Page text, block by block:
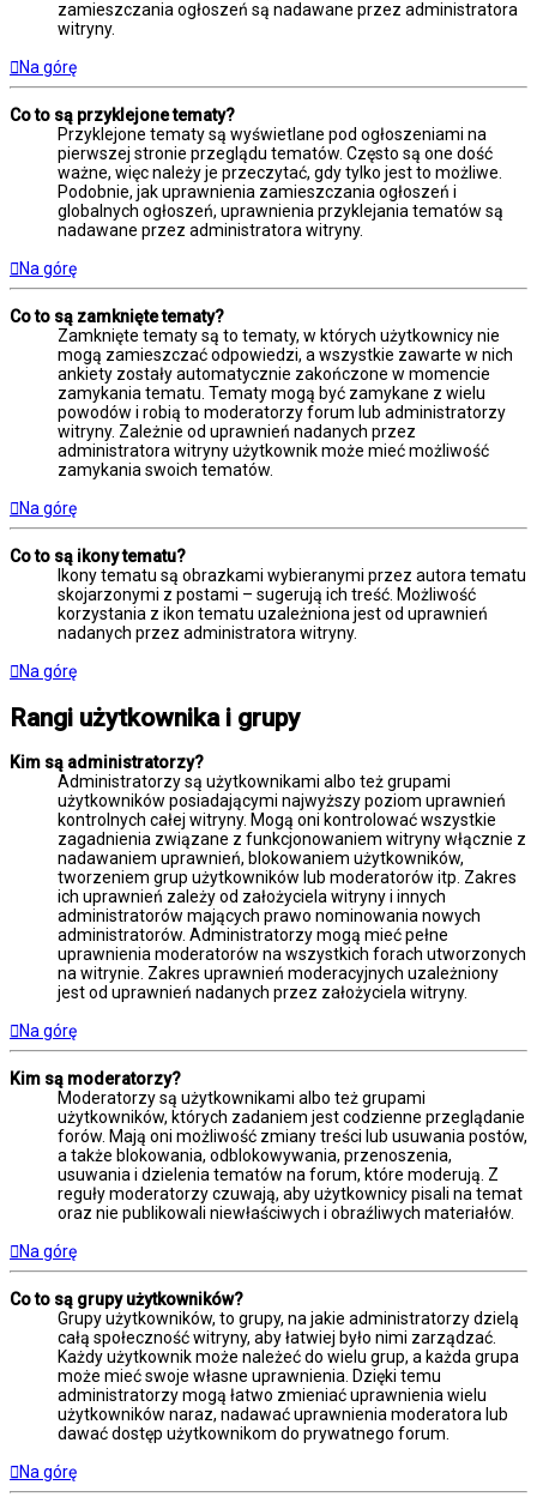
zamieszczania ogłoszeń są nadawane przez administratora
witryny.
Na górę
Co to są przyklejone tematy?
Przyklejone tematy są wyświetlane pod ogłoszeniami na
pierwszej stronie przeglądu tematów. Często są one dość
ważne, więc należy je przeczytać, gdy tylko jest to możliwe.
Podobnie, jak uprawnienia zamieszczania ogłoszeń i
globalnych ogłoszeń, uprawnienia przyklejania tematów są
nadawane przez administratora witryny.
Na górę
Co to są zamknięte tematy?
Zamknięte tematy są to tematy, w których użytkownicy nie
mogą zamieszczać odpowiedzi, a wszystkie zawarte w nich
ankiety zostały automatycznie zakończone w momencie
zamykania tematu. Tematy mogą być zamykane z wielu
powodów i robią to moderatorzy forum lub administratorzy
witryny. Zależnie od uprawnień nadanych przez
administratora witryny użytkownik może mieć możliwość
zamykania swoich tematów.
Na górę
Co to są ikony tematu?
Ikony tematu są obrazkami wybieranymi przez autora tematu
skojarzonymi z postami – sugerują ich treść. Możliwość
korzystania z ikon tematu uzależniona jest od uprawnień
nadanych przez administratora witryny.
Na górę
Rangi użytkownika i grupy
Kim są administratorzy?
Administratorzy są użytkownikami albo też grupami
użytkowników posiadającymi najwyższy poziom uprawnień
kontrolnych całej witryny. Mogą oni kontrolować wszystkie
zagadnienia związane z funkcjonowaniem witryny włącznie z
nadawaniem uprawnień, blokowaniem użytkowników,
tworzeniem grup użytkowników lub moderatorów itp. Zakres
ich uprawnień zależy od założyciela witryny i innych
administratorów mających prawo nominowania nowych
administratorów. Administratorzy mogą mieć pełne
uprawnienia moderatorów na wszystkich forach utworzonych
na witrynie. Zakres uprawnień moderacyjnych uzależniony
jest od uprawnień nadanych przez założyciela witryny.
Na górę
Kim są moderatorzy?
Moderatorzy są użytkownikami albo też grupami
użytkowników, których zadaniem jest codzienne przeglądanie
forów. Mają oni możliwość zmiany treści lub usuwania postów,
a także blokowania, odblokowywania, przenoszenia,
usuwania i dzielenia tematów na forum, które moderują. Z
reguły moderatorzy czuwają, aby użytkownicy pisali na temat
oraz nie publikowali niewłaściwych i obraźliwych materiałów.
Na górę
Co to są grupy użytkowników?
Grupy użytkowników, to grupy, na jakie administratorzy dzielą
całą społeczność witryny, aby łatwiej było nimi zarządzać.
Każdy użytkownik może należeć do wielu grup, a każda grupa
może mieć swoje własne uprawnienia. Dzięki temu
administratorzy mogą łatwo zmieniać uprawnienia wielu
użytkowników naraz, nadawać uprawnienia moderatora lub
dawać dostęp użytkownikom do prywatnego forum.
Na górę